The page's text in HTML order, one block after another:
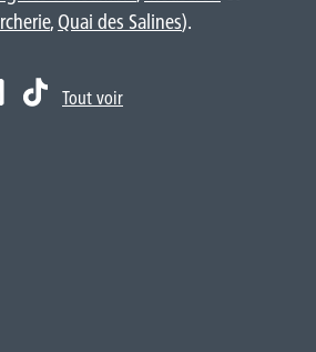
, Quai des Salines).
Tout voir